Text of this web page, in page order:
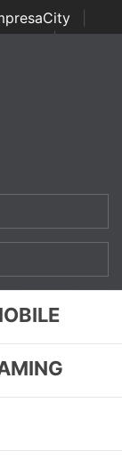
| Italian